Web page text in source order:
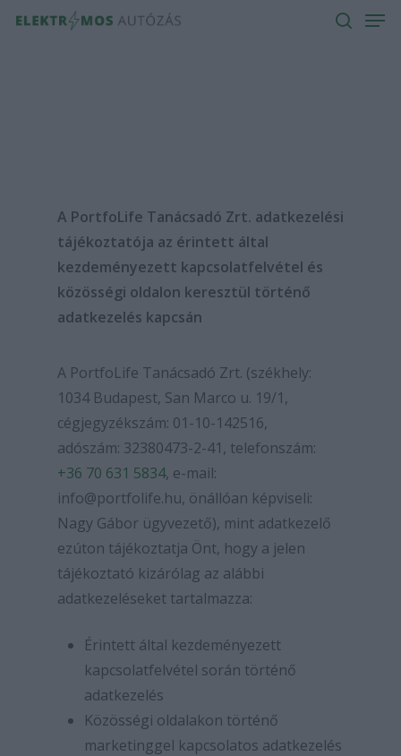
Skip
A PortfoLife Tanácsadó Zrt. adatkezelési
tájékoztatója az érintett által
kezdeményezett kapcsolatfelvétel és
közösségi oldalon keresztül történő
adatkezelés kapcsán
A PortfoLife Tanácsadó Zrt. (székhely:
1034 Budapest, San Marco u. 19/1,
cégjegyzékszám: 01-10-142516,
adószám: 32380473-2-41, telefonszám:
+36 70 631 5834, e-mail:
info@portfolife.hu, önállóan képviseli:
Nagy Gábor ügyvezető), mint adatkezelő
ezúton tájékoztatja Önt, hogy a jelen
tájékoztató kizárólag az alábbi
adatkezeléseket tartalmazza:
Érintett által kezdeményezett
kapcsolatfelvétel során történő
adatkezelés
Közösségi oldalakon történő
marketinggel kapcsolatos adatkezelés